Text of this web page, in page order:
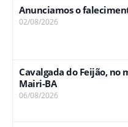
Anunciamos o
02/08/2026
Cavalgada do Feijão, no
Mairi-BA
06/08/2026